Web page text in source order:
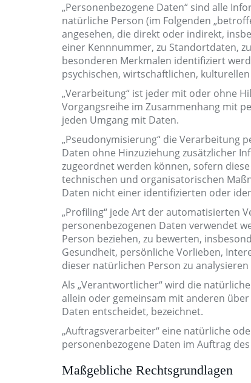
„Personenbezogene Daten“ sind alle
natürliche Person (im Folgenden
angesehen, die direkt oder indirekt,
einer Kennnummer, zu Standortdaten,
besonderen Merkmalen identifiziert
psychischen, wirtschaftlichen,
„Verarbeitung“ ist jeder mit oder ohne
Vorgangsreihe im Zusammenhang mit
jeden Umgang mit Daten.
„Pseudonymisierung“ die Verarbeitung
Daten ohne Hinzuziehung zusätzlicher
zugeordnet werden können, sofern
technischen und organisatorischen
Daten nicht einer identifizierten oder
„Profiling“ jede Art der automatisierten
personenbezogenen Daten verwendet
Person beziehen, zu bewerten,
Gesundheit, persönliche Vorlieben,
dieser natürlichen Person zu
Als „Verantwortlicher“ wird die
allein oder gemeinsam mit anderen
Daten entscheidet, bezeichnet.
„Auftragsverarbeiter“ eine natürliche
personenbezogene Daten im Auftrag
Maßgebliche Rechtsgrundlagen